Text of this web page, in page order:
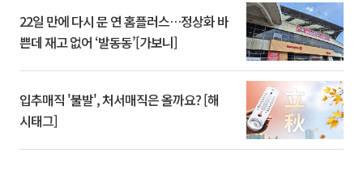
22일 만에 다시 문 연 홈플러스…정상화 바
쁜데 재고 없어 ‘발동동’[가보니]
입추매직 '불발', 처서매직은 올까요? [해
시태그]